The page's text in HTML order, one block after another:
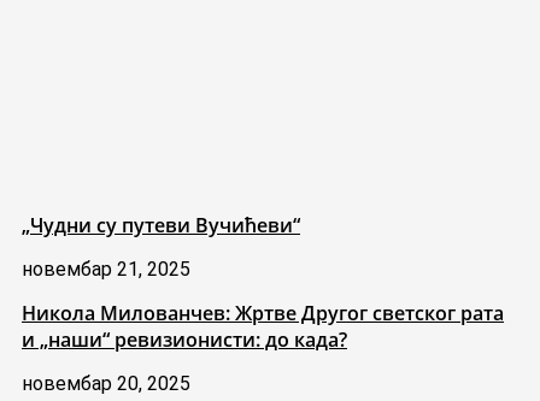
„Чудни су путеви Вучићеви“
новембар 21, 2025
Никола Милованчев: Жртве Другог светског рата
и „наши“ ревизионисти: до када?
новембар 20, 2025